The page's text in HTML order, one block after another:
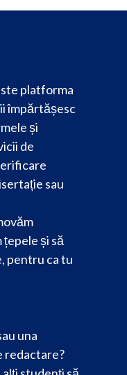
platforma
împărtășesc
și
de
sau
țepele și să
pentru ca tu
una
redactare?